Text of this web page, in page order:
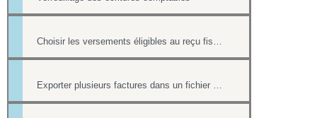
Choisir les versements éligibles au reçu fiscal
Exporter plusieurs factures dans un fichier pdf